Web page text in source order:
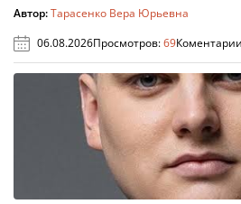
Автор:Тарасенко Вера Юрьевна
06.08.2026Просмотров:69